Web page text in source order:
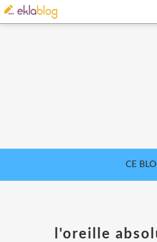
CE
l'oreille